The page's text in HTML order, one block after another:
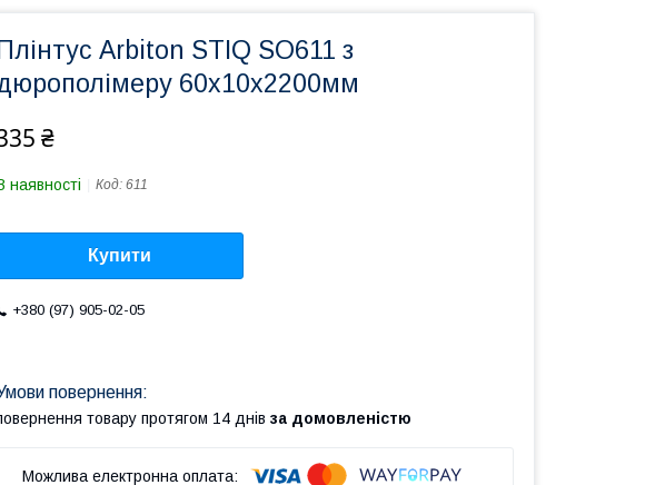
Arbiton STIQ SO611 з
60х10х2200мм
₴
наявності Код: 611
Купити
+380 (97) 905-02-05
товару протягом 14 днів за домовленістю